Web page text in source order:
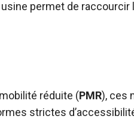
permet de raccourcir
réduite (PMR), ces
strictes